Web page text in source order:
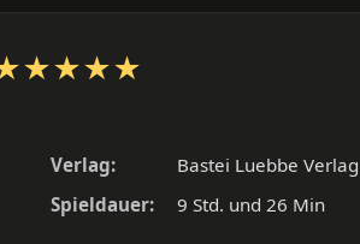
★★★★
Verlag: Bastei Luebbe Verlag
Spieldauer: 9 Std. und 26 Min